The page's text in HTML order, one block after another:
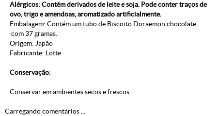
Alérgicos: Contém derivados de leite e soja. Pode conter traços de
ovo, trigo e amendoas, aromatizado artificialmente.
Embalagem: Contém um tubo de Biscoito Doraemon chocolate
com 37 gramas.
Origem: Japão
Fabricante: Lotte
Conservação:
Conservar em ambientes secos e frescos.
Carregando comentários ...